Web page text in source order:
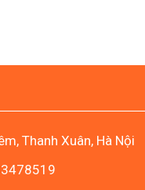
Thanh Xuân, Hà Nội